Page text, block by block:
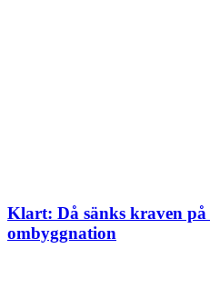
Klart: Då sänks kraven
ombyggnation